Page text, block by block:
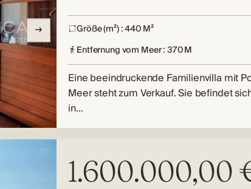
Größe (m²) : 440 M²
Entfernung vom Meer : 370 M
Eine beeindruckende Familienvilla mit
Meer steht zum Verkauf. Sie befindet
in…
1.600.000,00